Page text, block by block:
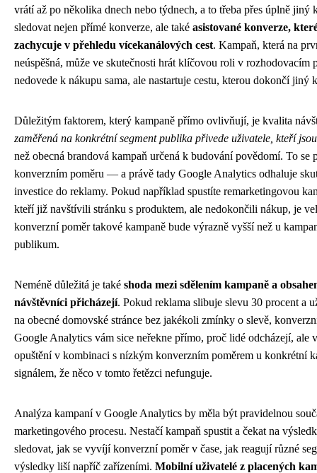
vrátí až po několika dnech nebo týdnech, a to třeba přes úplně jiný
sledovat nejen přímé konverze, ale také asistované konverze,
zachycuje v přehledu vícekanálových cest. Kampaň, která na
neúspěšná, může ve skutečnosti hrát klíčovou roli v
nedovede k nákupu sama, ale nastartuje cestu, kterou dokončí jiný
Důležitým faktorem, který kampaně přímo ovlivňují, je kvalita
zaměřená na konkrétní segment publika přivede uživatele, kteří
než obecná brandová kampaň určená k budování povědomí. To se
konverzním poměru — a právě tady Google Analytics odhaluje
investice do reklamy. Pokud například spustíte remarketingovou
kteří již navštívili stránku s produktem, ale nedokončili nákup, je
konverzní poměr takové kampaně bude výrazně vyšší než u
publikum.
Neméně důležitá je také shoda mezi sdělením kampaně a
návštěvníci přicházejí. Pokud reklama slibuje slevu 30 procent a
na obecné domovské stránce bez jakékoli zmínky o slevě,
Google Analytics vám sice neřekne přímo, proč lidé odcházejí, ale
opuštění v kombinaci s nízkým konverzním poměrem u konkrétní
signálem, že něco v tomto řetězci nefunguje.
Analýza kampaní v Google Analytics by měla být pravidelnou
marketingového procesu. Nestačí kampaň spustit a čekat na
sledovat, jak se vyvíjí konverzní poměr v čase, jak reagují různé
výsledky liší napříč zařízeními. Mobilní uživatelé z placených